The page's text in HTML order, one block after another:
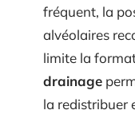
fréquent, la
alvéolaires
limite la
drainage
la redistribuer